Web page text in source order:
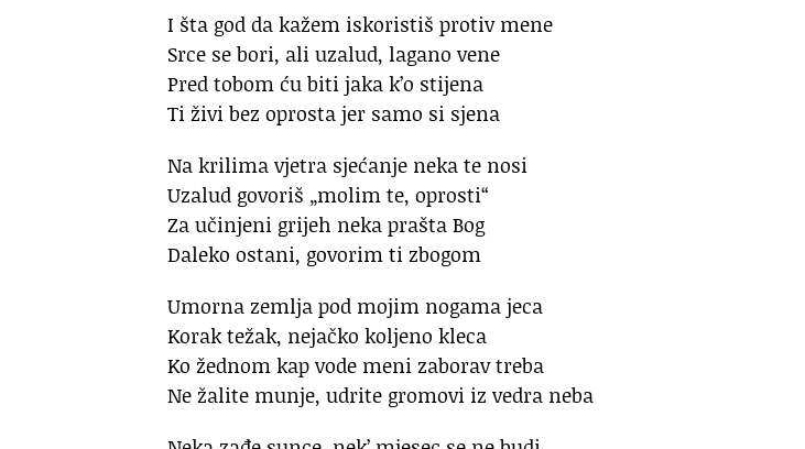
I šta god da kažem iskoristiš protiv mene
Srce se bori, ali uzalud, lagano vene
Pred tobom ću biti jaka k’o stijena
Ti živi bez oprosta jer samo si sjena
Na krilima vjetra sjećanje neka te nosi
Uzalud govoriš „molim te, oprosti“
Za učinjeni grijeh neka prašta Bog
Daleko ostani, govorim ti zbogom
Umorna zemlja pod mojim nogama jeca
Korak težak, nejačko koljeno kleca
Ko žednom kap vode meni zaborav treba
Ne žalite munje, udrite gromovi iz vedra neba